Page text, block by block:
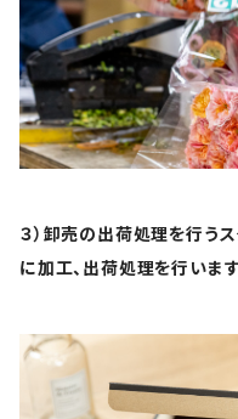
３）卸売の出荷処理を行う
に加工、出荷処理を行います